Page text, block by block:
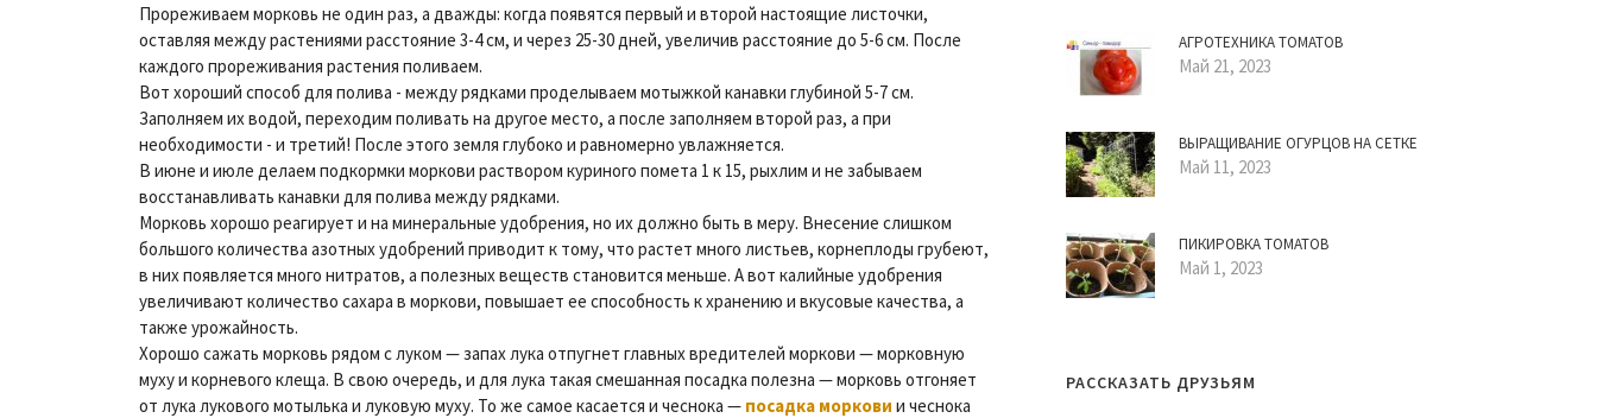
Прореживаем морковь не один раз, а дважды: когда появятся первый и второй настоящие листочки,
оставляя между растениями расстояние 3-4 см, и через 25-30 дней, увеличив расстояние до 5-6 см. После
каждого прореживания растения поливаем.
Вот хороший способ для полива - между рядками проделываем мотыжкой канавки глубиной 5-7 см.
Заполняем их водой, переходим поливать на другое место, а после заполняем второй раз, а при
необходимости - и третий! После этого земля глубоко и равномерно увлажняется.
В июне и июле делаем подкормки моркови раствором куриного помета 1 к 15, рыхлим и не забываем
восстанавливать канавки для полива между рядками.
Морковь хорошо реагирует и на минеральные удобрения, но их должно быть в меру. Внесение слишком
большого количества азотных удобрений приводит к тому, что растет много листьев, корнеплоды грубеют,
в них появляется много нитратов, а полезных веществ становится меньше. А вот калийные удобрения
увеличивают количество сахара в моркови, повышает ее способность к хранению и вкусовые качества, а
также урожайность.
Хорошо сажать морковь рядом с луком — запах лука отпугнет главных вредителей моркови — морковную
муху и корневого клеща. В свою очередь, и для лука такая смешанная посадка полезна — морковь отгоняет
от лука лукового мотылька и луковую муху. То же самое касается и чеснока — посадка моркови и чеснока
АГРОТЕХНИКА ТОМАТОВ
Май 21, 2023
ВЫРАЩИВАНИЕ ОГУРЦОВ НА СЕТКЕ
Май 11, 2023
ПИКИРОВКА ТОМАТОВ
Май 1, 2023
РАССКАЗАТЬ ДРУЗЬЯМ